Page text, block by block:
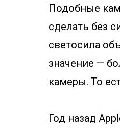
Подобные
сделать без
светосила
значение —
камеры. То
Год назад